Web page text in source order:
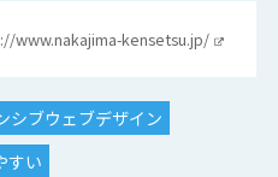
www.nakajima-kensetsu.jp/
シブウェブデザイン
すい